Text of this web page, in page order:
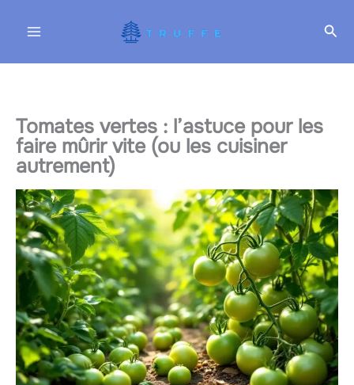
Tomates vertes : l’astuce pour les
faire mûrir vite (ou les cuisiner
autrement)